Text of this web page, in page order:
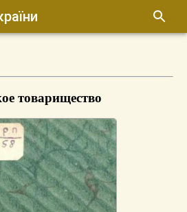
товарищество